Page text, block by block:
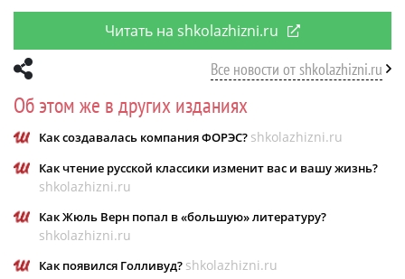
Читать на shkolazhizni.ru
Все новости от shkolazhizni.ru
Об этом же в других изданиях
Как создавалась компания ФОРЭС? shkolazhizni.ru
Как чтение русской классики изменит вас и вашу жизнь?
shkolazhizni.ru
Как Жюль Верн попал в «большую» литературу?
shkolazhizni.ru
Как появился Голливуд? shkolazhizni.ru